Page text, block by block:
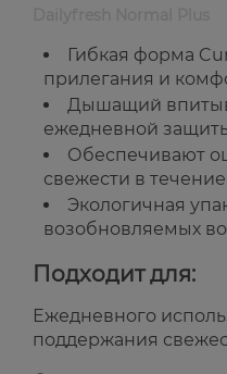
Гибкая форма
прилегания и
Дышащий
ежедневной
Обеспечивают
свежести в
Экологичная
возобновляемых
Подходит для:
Ежедневного
поддержания